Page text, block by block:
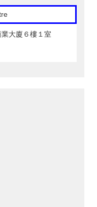
大廈６樓１室